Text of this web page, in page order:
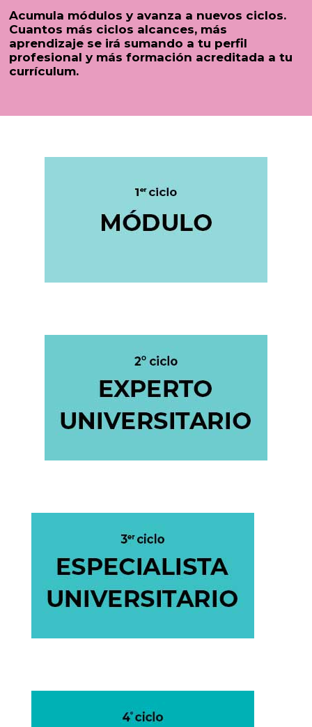
Acumula módulos y avanza a nuevos ciclos.
Cuantos más ciclos alcances, más
aprendizaje se irá sumando a tu perfil
profesional y más formación acreditada a tu
currículum.
menos de 15 ECTS.
área concreta, con una carga
académica de entre 15 y 29 ECTS.
carga académica es de 30 a 59 ECTS.